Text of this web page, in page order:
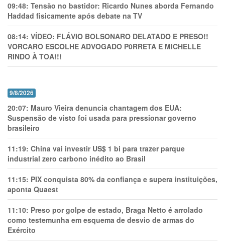
09:48: Tensão no bastidor: Ricardo Nunes aborda Fernando
Haddad fisicamente após debate na TV
08:14: VÍDEO: FLÁVIO BOLSONARO DELATADO E PRESO!!
VORCARO ESCOLHE ADVOGADO P0RRETA E MICHELLE
RINDO À TOA!!!
9/8/2026
20:07: Mauro Vieira denuncia chantagem dos EUA:
Suspensão de visto foi usada para pressionar governo
brasileiro
11:19: China vai investir US$ 1 bi para trazer parque
industrial zero carbono inédito ao Brasil
11:15: PIX conquista 80% da confiança e supera instituições,
aponta Quaest
11:10: Preso por golpe de estado, Braga Netto é arrolado
como testemunha em esquema de desvio de armas do
Exército